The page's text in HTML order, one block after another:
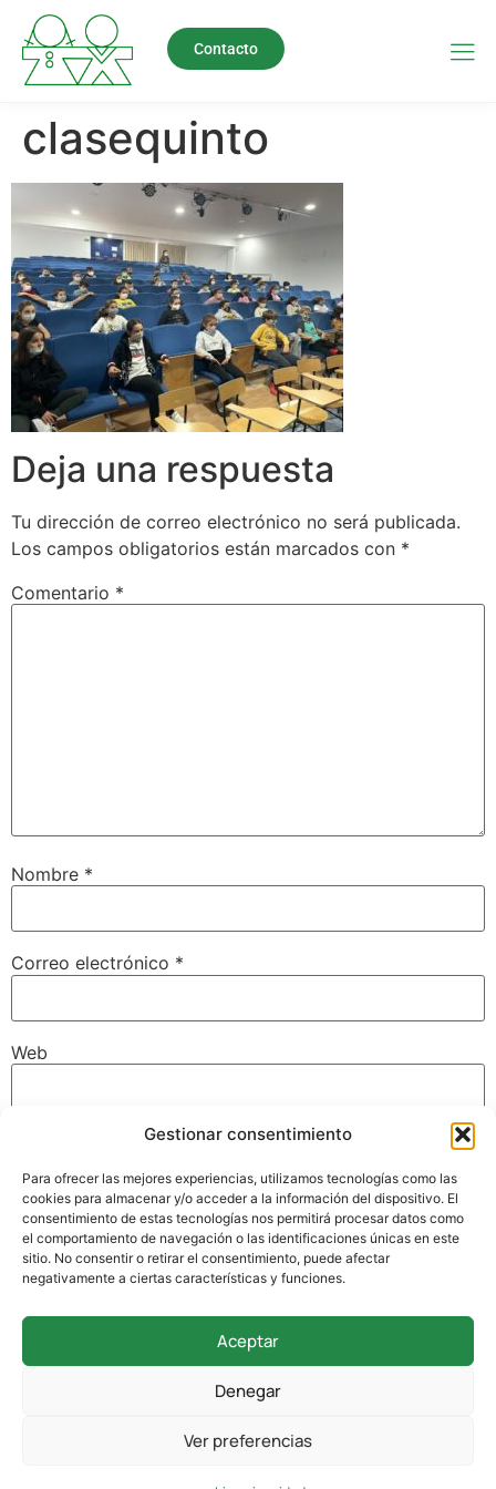
Gestionar consentimiento
Para ofrecer las mejores experiencias, utilizamos tecnologías como las
cookies para almacenar y/o acceder a la información del dispositivo. El
consentimiento de estas tecnologías nos permitirá procesar datos como
el comportamiento de navegación o las identificaciones únicas en este
sitio. No consentir o retirar el consentimiento, puede afectar
negativamente a ciertas características y funciones.
Aceptar
Denegar
Ver preferencias
Contacto
clasequinto
Deja una respuesta
Tu dirección de correo electrónico no será publicada.
Los campos obligatorios están marcados con *
Comentario *
Nombre *
Correo electrónico *
Web
navegador para la próxima vez que comente.
La Llanilla, 102, 39012 Santander, Cantabria